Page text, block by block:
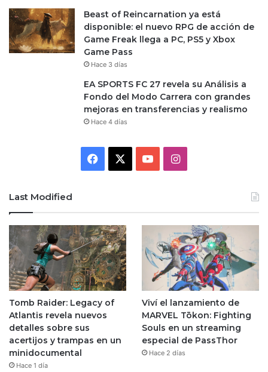
Beast of Reincarnation ya está
disponible: el nuevo RPG de acción de
Game Freak llega a PC, PS5 y Xbox
Game Pass
Hace 3 días
EA SPORTS FC 27 revela su Análisis a
Fondo del Modo Carrera con grandes
mejoras en transferencias y realismo
Hace 4 días
Facebook YouTubeInstagram
Last Modified
Tomb Raider: Legacy of
Atlantis revela nuevos
detalles sobre sus
acertijos y trampas en un
minidocumental
Hace 1 día
Viví el lanzamiento de
MARVEL Tōkon: Fighting
Souls en un streaming
especial de PassThor
Hace 2 días